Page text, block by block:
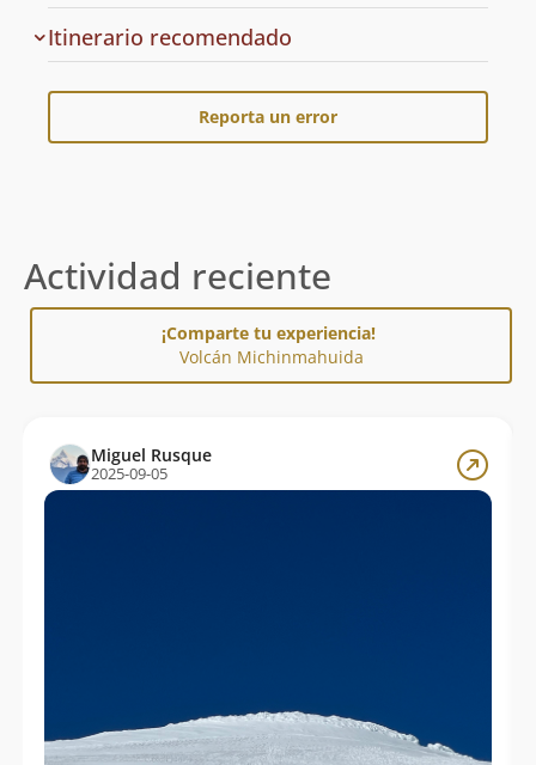
Cuál
es
Itinerario recomendado
Reporta un error
Actividad reciente
¡Comparte tu experiencia!
Volcán Michinmahuida
Miguel Rusque
2025-09-05